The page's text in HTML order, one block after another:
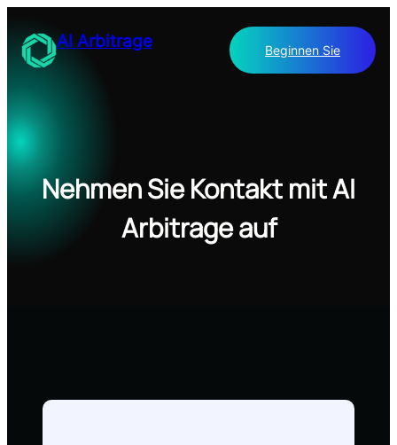
Inhalt
springen
AI Arbitrage Beginnen Sie
Nehmen Sie Kontakt mit AI
Arbitrage auf